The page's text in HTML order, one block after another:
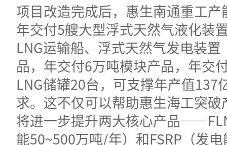
项目改造完成后，惠生南通重工
年交付5艘大型浮式天然气液化装
LNG运输船、浮式天然气发电装置
品，年交付6万吨模块产品，年交
LNG储罐20台，可支撑年产值137
求。这不仅可以帮助惠生海工突
将进一步提升两大核心产品
能50~500万吨/年）和FSRP（发